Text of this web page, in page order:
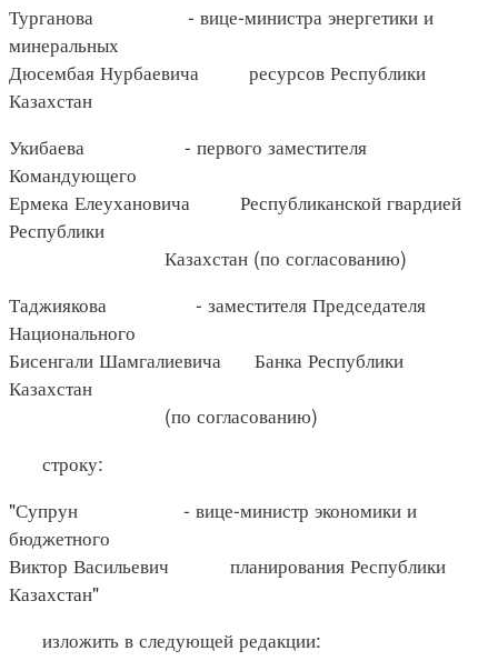
Турганова - вице-министра энергетики и
минеральных
Дюсембая Нурбаевича ресурсов Республики
Казахстан
Укибаева - первого заместителя
Командующего
Ермека Елеухановича Республиканской гвардией
Республики
Казахстан (по согласованию)
Таджиякова - заместителя Председателя
Национального
Бисенгали Шамгалиевича Банка Республики
Казахстан
(по согласованию)
строку:
"Супрун - вице-министр экономики и
бюджетного
Виктор Васильевич планирования Республики
Казахстан"
изложить в следующей редакции: